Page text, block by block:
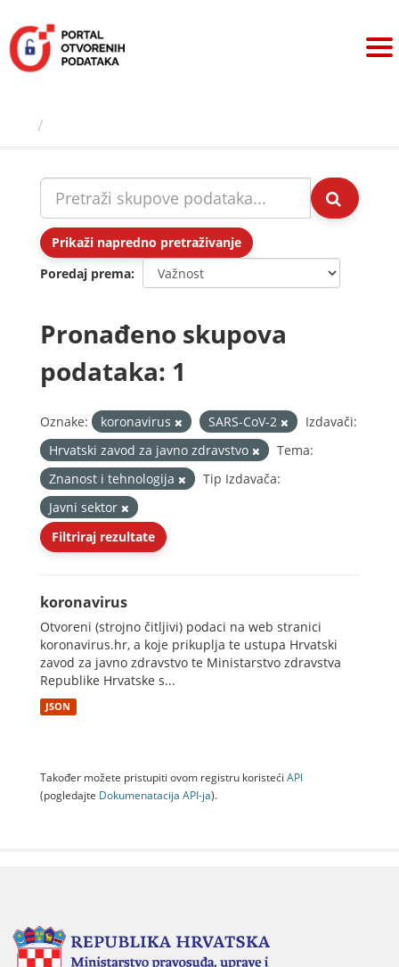
sadržaj
Prikaži napredno pretraživanje
Poredaj prema
Pronađeno skupova
podataka: 1
Oznake: koronavirus SARS-CoV-2
Izdavači:
Hrvatski zavod za javno zdravstvo
Tema:
Znanost i tehnologija
Tip Izdavača:
Javni sektor
Filtriraj rezultate
koronavirus
Otvoreni (strojno čitljivi) podaci na web stranici
koronavirus.hr, a koje prikuplja te ustupa Hrvatski
zavod za javno zdravstvo te Ministarstvo zdravstva
Republike Hrvatske s...
JSON
Također možete pristupiti ovom registru koristeći API
(pogledajte Dokumenаtаcijа API-jа).